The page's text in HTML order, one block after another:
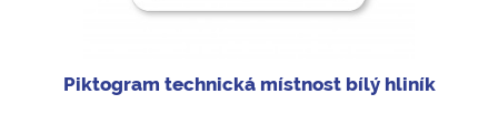
Piktogram technická místnost bílý hliník